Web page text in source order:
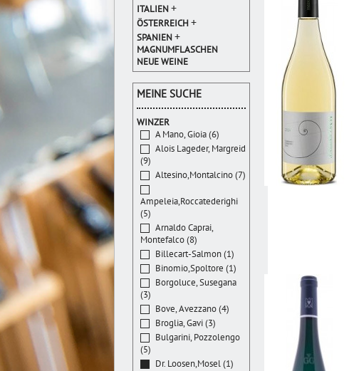
ITALIEN+
ÖSTERREICH+
SPANIEN+
MAGNUMFLASCHEN
NEUE WEINE
MEINE SUCHE
WINZER
A Mano, Gioia (6)
Alois Lageder, Margreid
(9)
Altesino,Montalcino (7)
Ampeleia,Roccatederighi
(5)
Arnaldo Caprai,
Montefalco (8)
Billecart-Salmon (1)
Binomio,Spoltore (1)
Borgoluce, Susegana
(3)
Bove, Avezzano (4)
Broglia, Gavi (3)
Bulgarini, Pozzolengo
(5)
Dr. Loosen,Mosel (1)